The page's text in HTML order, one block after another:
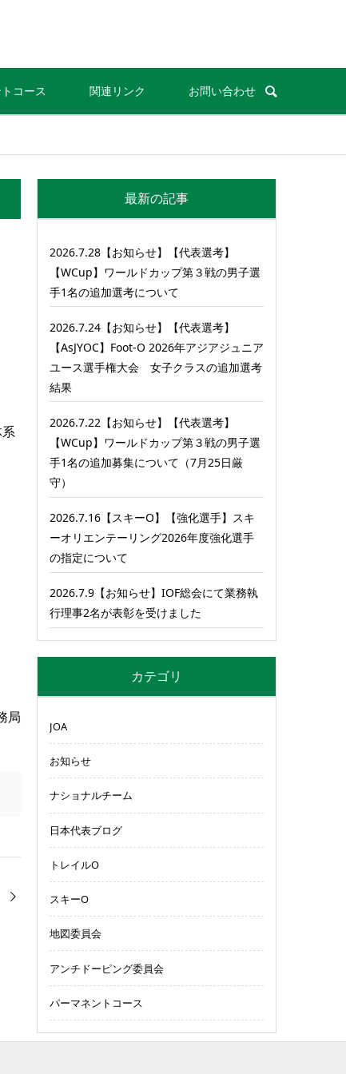
コース 関連リンク お問い合わせ
局
最新の記事
2026.7.28【お知らせ】【代表選考】
【WCup】ワールドカップ第３戦の男子選
手1名の追加選考について
2026.7.24【お知らせ】【代表選考】
【AsJYOC】Foot-O 2026年アジアジュニア
ユース選手権大会 女子クラスの追加選考
結果
2026.7.22【お知らせ】【代表選考】
【WCup】ワールドカップ第３戦の男子選
手1名の追加募集について（7月25日厳
守）
2026.7.16【スキーO】【強化選手】スキ
ーオリエンテーリング2026年度強化選手
の指定について
2026.7.9【お知らせ】IOF総会にて業務執
行理事2名が表彰を受けました
カテゴリ
JOA
お知らせ
ナショナルチーム
日本代表ブログ
トレイルO
スキーO
地図委員会
アンチドーピング委員会
パーマネントコース